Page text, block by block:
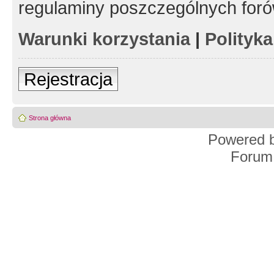
regulaminy poszczególnych
Warunki korzystania|
Rejestracja
Strona główna
Powered